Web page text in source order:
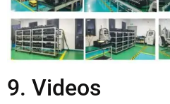
9. Videos